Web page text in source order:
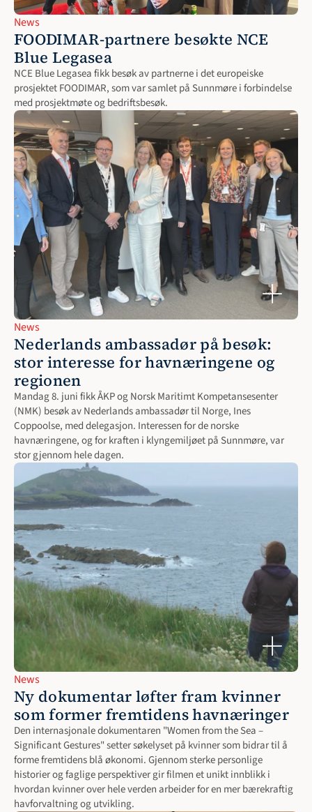
News
FOODIMAR-partnere besøkte NCE
Blue Legasea
NCE Blue Legasea fikk besøk av partnerne i det europeiske
prosjektet FOODIMAR, som var samlet på Sunnmøre i forbindelse
med prosjektmøte og bedriftsbesøk.
News
Nederlands ambassadør på besøk:
stor interesse for havnæringene og
regionen
Mandag 8. juni fikk ÅKP og Norsk Maritimt Kompetansesenter
(NMK) besøk av Nederlands ambassadør til Norge, Ines
Coppoolse, med delegasjon. Interessen for de norske
havnæringene, og for kraften i klyngemiljøet på Sunnmøre, var
stor gjennom hele dagen.
News
Ny dokumentar løfter fram kvinner
som former fremtidens havnæringer
Den internasjonale dokumentaren "Women from the Sea –
Significant Gestures" setter søkelyset på kvinner som bidrar til å
forme fremtidens blå økonomi. Gjennom sterke personlige
historier og faglige perspektiver gir filmen et unikt innblikk i
hvordan kvinner over hele verden arbeider for en mer bærekraftig
havforvaltning og utvikling.